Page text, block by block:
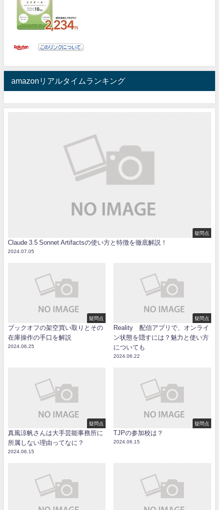
amazonリアルタイムランキング
疑問点
Claude 3.5 Sonnet Artifactsの使い方と特徴を徹底解説！
2024.07.05
疑問点
ブックオフの架空買い取りとその
在庫操作の手口を解説
2024.06.25
疑問点
Reality 配信アプリで、オンライ
ン状態を隠すには？魅力と使い方
についても
2024.06.22
疑問点
真風涼帆さんは大手芸能事務所に
所属しない理由ってなに？
2024.06.15
疑問点
TJPの参加校は？
2024.06.15